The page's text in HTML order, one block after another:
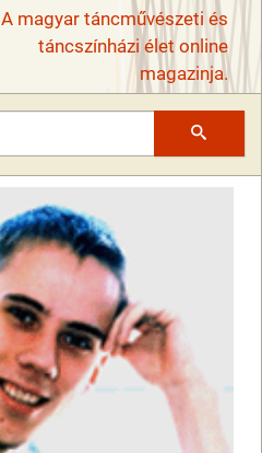
A magyar táncművészeti és
táncszínházi élet online
magazinja.